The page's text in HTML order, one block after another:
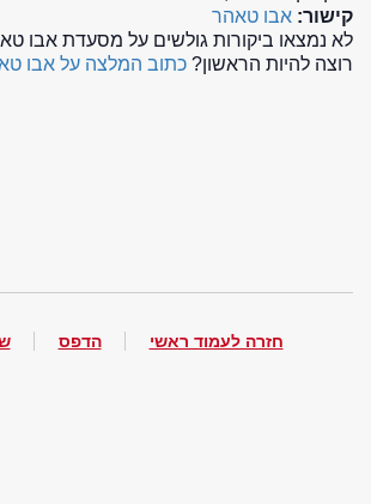
קישור: אבו טאהר
לא נמצאו ביקורות גולשים על מסעדת אבו
רוצה להיות הראשון? כתוב המלצה על אבו
חזרה לעמוד ראשי הדפס